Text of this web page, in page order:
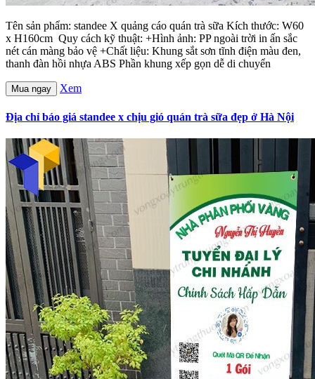
Tên sản phẩm: standee X quảng cáo quán trà sữa Kích thước: W60
x H160cm Quy cách kỹ thuật: +Hình ảnh: PP ngoài trời in ấn sắc
nét cán màng bảo vệ +Chất liệu: Khung sắt sơn tĩnh điện màu đen,
thanh đàn hồi nhựa ABS Phần khung xếp gọn dễ di chuyển
Mua ngay Xem
Địa chỉ báo giá standee x chịu gió quán trà sữa đẹp ở Hà Nội